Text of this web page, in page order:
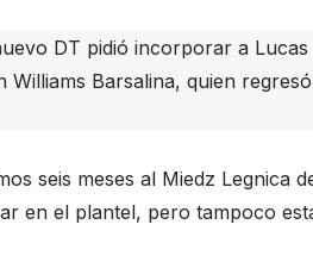
DT pidió incorporar a
Barsalina, quien
seis meses al Miedz Legnica
en el plantel, pero tampoco